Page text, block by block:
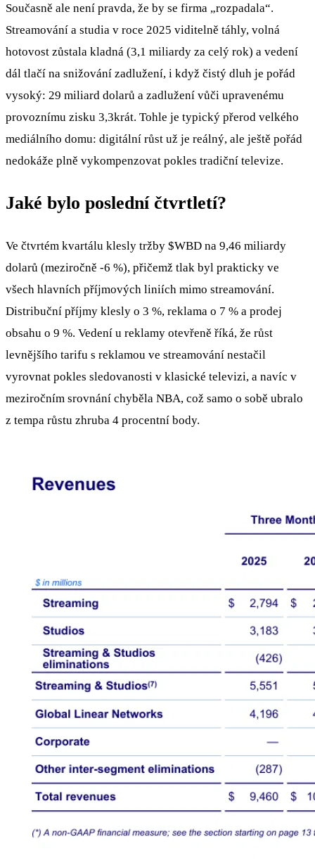
Současně ale není pravda, že by se firma „rozpadala“.
Streamování a studia v roce 2025 viditelně táhly, volná
hotovost zůstala kladná (3,1 miliardy za celý rok) a vedení
dál tlačí na snižování zadlužení, i když čistý dluh je pořád
vysoký: 29 miliard dolarů a zadlužení vůči upravenému
provoznímu zisku 3,3krát. Tohle je typický přerod velkého
mediálního domu: digitální růst už je reálný, ale ještě pořád
nedokáže plně vykompenzovat pokles tradiční televize.
Jaké bylo poslední čtvrtletí?
Ve čtvrtém kvartálu klesly tržby $WBD na 9,46 miliardy
dolarů (meziročně -6 %), přičemž tlak byl prakticky ve
všech hlavních příjmových liniích mimo streamování.
Distribuční příjmy klesly o 3 %, reklama o 7 % a prodej
obsahu o 9 %. Vedení u reklamy otevřeně říká, že růst
levnějšího tarifu s reklamou ve streamování nestačil
vyrovnat pokles sledovanosti v klasické televizi, a navíc v
meziročním srovnání chyběla NBA, což samo o sobě ubralo
z tempa růstu zhruba 4 procentní body.